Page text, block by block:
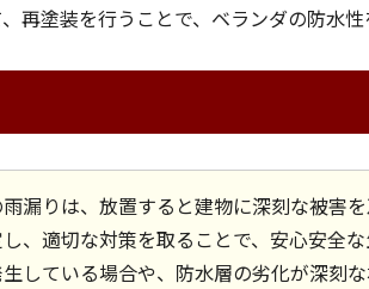
再塗装を行うことで、ベランダの防水性
漏りは、放置すると建物に深刻な被害を
、適切な対策を取ることで、安心安全な
している場合や、防水層の劣化が深刻